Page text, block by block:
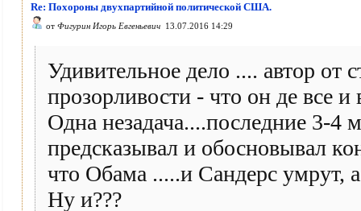
Re: Похороны двухпартийной политической США.
от Фигурин Игорь Евгеньевич 13.07.2016 14:29
Удивительное дело .... автор от
прозорливости - что он де все и
Одна незадача....последние 3-4
предсказывал и обосновывал
что Обама .....и Сандерс умрут,
Ну и???